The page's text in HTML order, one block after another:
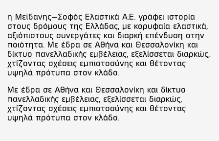
η Μεϊδανης–Σοφός Ελαστικά Α.Ε. γράφει ιστορία
στους δρόμους της Ελλάδας, με κορυφαία ελαστικά,
αξιόπιστους συνεργάτες και διαρκή επένδυση στην
ποιότητα. Με έδρα σε Αθήνα και Θεσσαλονίκη και
δίκτυο πανελλαδικής εμβέλειας, εξελίσσεται διαρκώς,
χτίζοντας σχέσεις εμπιστοσύνης και θέτοντας
υψηλά πρότυπα στον κλάδο.
Με έδρα σε Αθήνα και Θεσσαλονίκη και δίκτυο
πανελλαδικής εμβέλειας, εξελίσσεται διαρκώς,
χτίζοντας σχέσεις εμπιστοσύνης και θέτοντας
υψηλά πρότυπα στον κλάδο.